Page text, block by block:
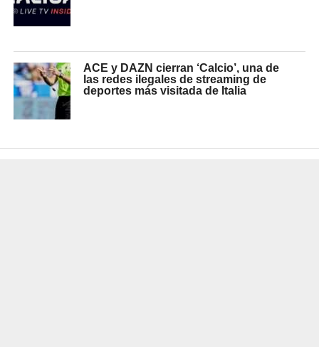
ACE y DAZN cierran ‘Calcio’, una de
las redes ilegales de streaming de
deportes más visitada de Italia